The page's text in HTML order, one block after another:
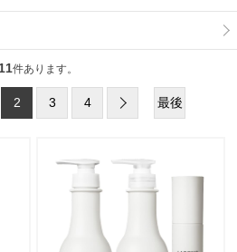
件あります。
2 3 4 最後